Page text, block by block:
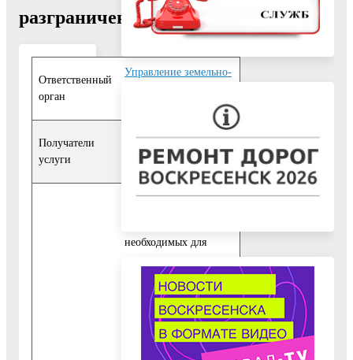
разграничена
Ответственный
орган
Управление земельно-
Получатели
услуги
Физические лица,
Юридические лица,
Органы власти
необходимых для
Государственной
услуги
10.1. Для
предоставления
Государственной